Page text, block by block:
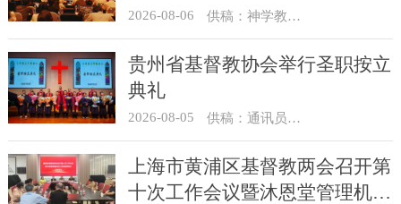
2026-08-06 供稿：神学教育部
贵州省基督教协会举行圣职按立
典礼
2026-08-05 供稿：通讯员 杨菁
上海市黄浦区基督教两会召开第
十次工作会议暨沐恩堂管理机构